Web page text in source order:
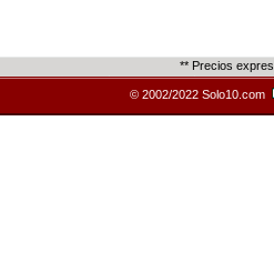
** Precios
© 2002/2022 Solo10.com